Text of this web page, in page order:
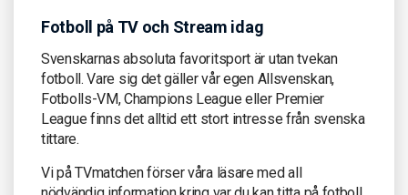
Fotboll på TV och Stream idag
Svenskarnas absoluta favoritsport är utan tvekan
fotboll. Vare sig det gäller vår egen Allsvenskan,
Fotbolls-VM, Champions League eller Premier
League finns det alltid ett stort intresse från svenska
tittare.
Vi på TVmatchen förser våra läsare med all